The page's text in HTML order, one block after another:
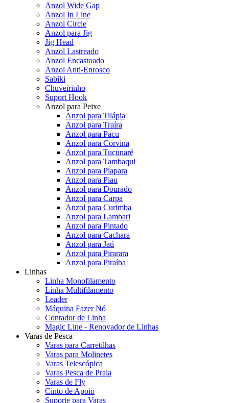
Anzol Wide Gap
Anzol In Line
Anzol Circle
Anzol para Jig
Jig Head
Anzol Lastreado
Anzol Encastoado
Anzol Anti-Enrosco
Sabiki
Chuveirinho
Suport Hook
Anzol para Peixe
Anzol para Tilápia
Anzol para Traíra
Anzol para Pacu
Anzol para Corvina
Anzol para Tucunaré
Anzol para Tambaqui
Anzol para Piapara
Anzol para Piau
Anzol para Dourado
Anzol para Carpa
Anzol para Curimba
Anzol para Lambari
Anzol para Pintado
Anzol para Cachara
Anzol para Jaú
Anzol para Pirarara
Anzol para Piraíba
Linhas
Linha Monofilamento
Linha Multifilamento
Leader
Máquina Fazer Nó
Contador de Linha
Magic Line - Renovador de Linhas
Varas de Pesca
Varas para Carretilhas
Varas para Molinetes
Varas Telescópica
Varas Pesca de Praia
Varas de Fly
Cinto de Apoio
Suporte para Varas